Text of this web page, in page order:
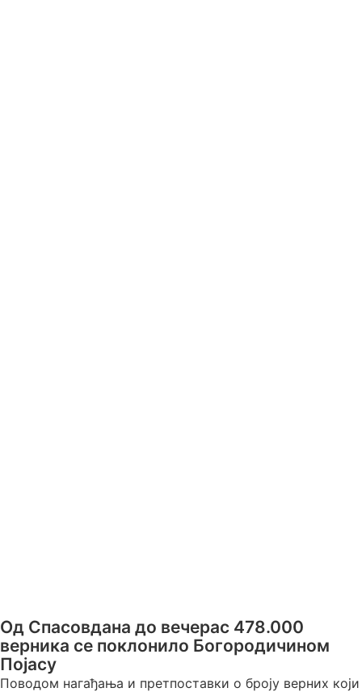
Од Спасовдана до вечерас 478.000
верника се поклонило Богородичином
Појасу
Поводом нагађања и претпоставки о броју верних који